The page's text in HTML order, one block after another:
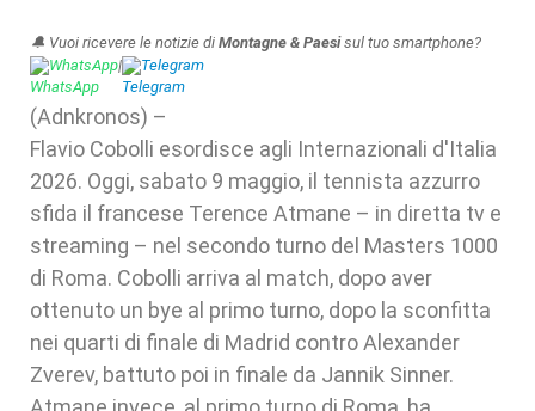
🔔 Vuoi ricevere le notizie di Montagne & Paesisul tuo smartphone?
WhatsApp| Telegram
(Adnkronos) –
Flavio Cobolli esordisce agli Internazionali d'Italia
2026. Oggi, sabato 9 maggio, il tennista azzurro
sfida il francese Terence Atmane – in diretta tv e
streaming – nel secondo turno del Masters 1000
di Roma. Cobolli arriva al match, dopo aver
ottenuto un bye al primo turno, dopo la sconfitta
nei quarti di finale di Madrid contro Alexander
Zverev, battuto poi in finale da Jannik Sinner.